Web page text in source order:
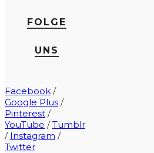
FOLGE
UNS
Facebook /
Google Plus /
Pinterest /
YouTube /Tumblr
/ Instagram /
Twitter